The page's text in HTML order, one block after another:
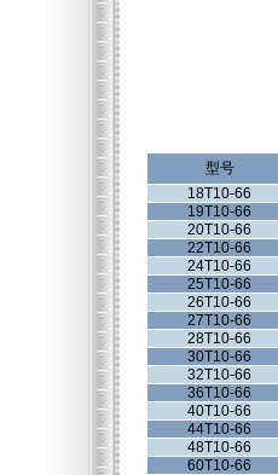
型号
18T10-66
19T10-66
20T10-66
22T10-66
24T10-66
25T10-66
26T10-66
27T10-66
28T10-66
30T10-66
32T10-66
36T10-66
40T10-66
44T10-66
48T10-66
60T10-66